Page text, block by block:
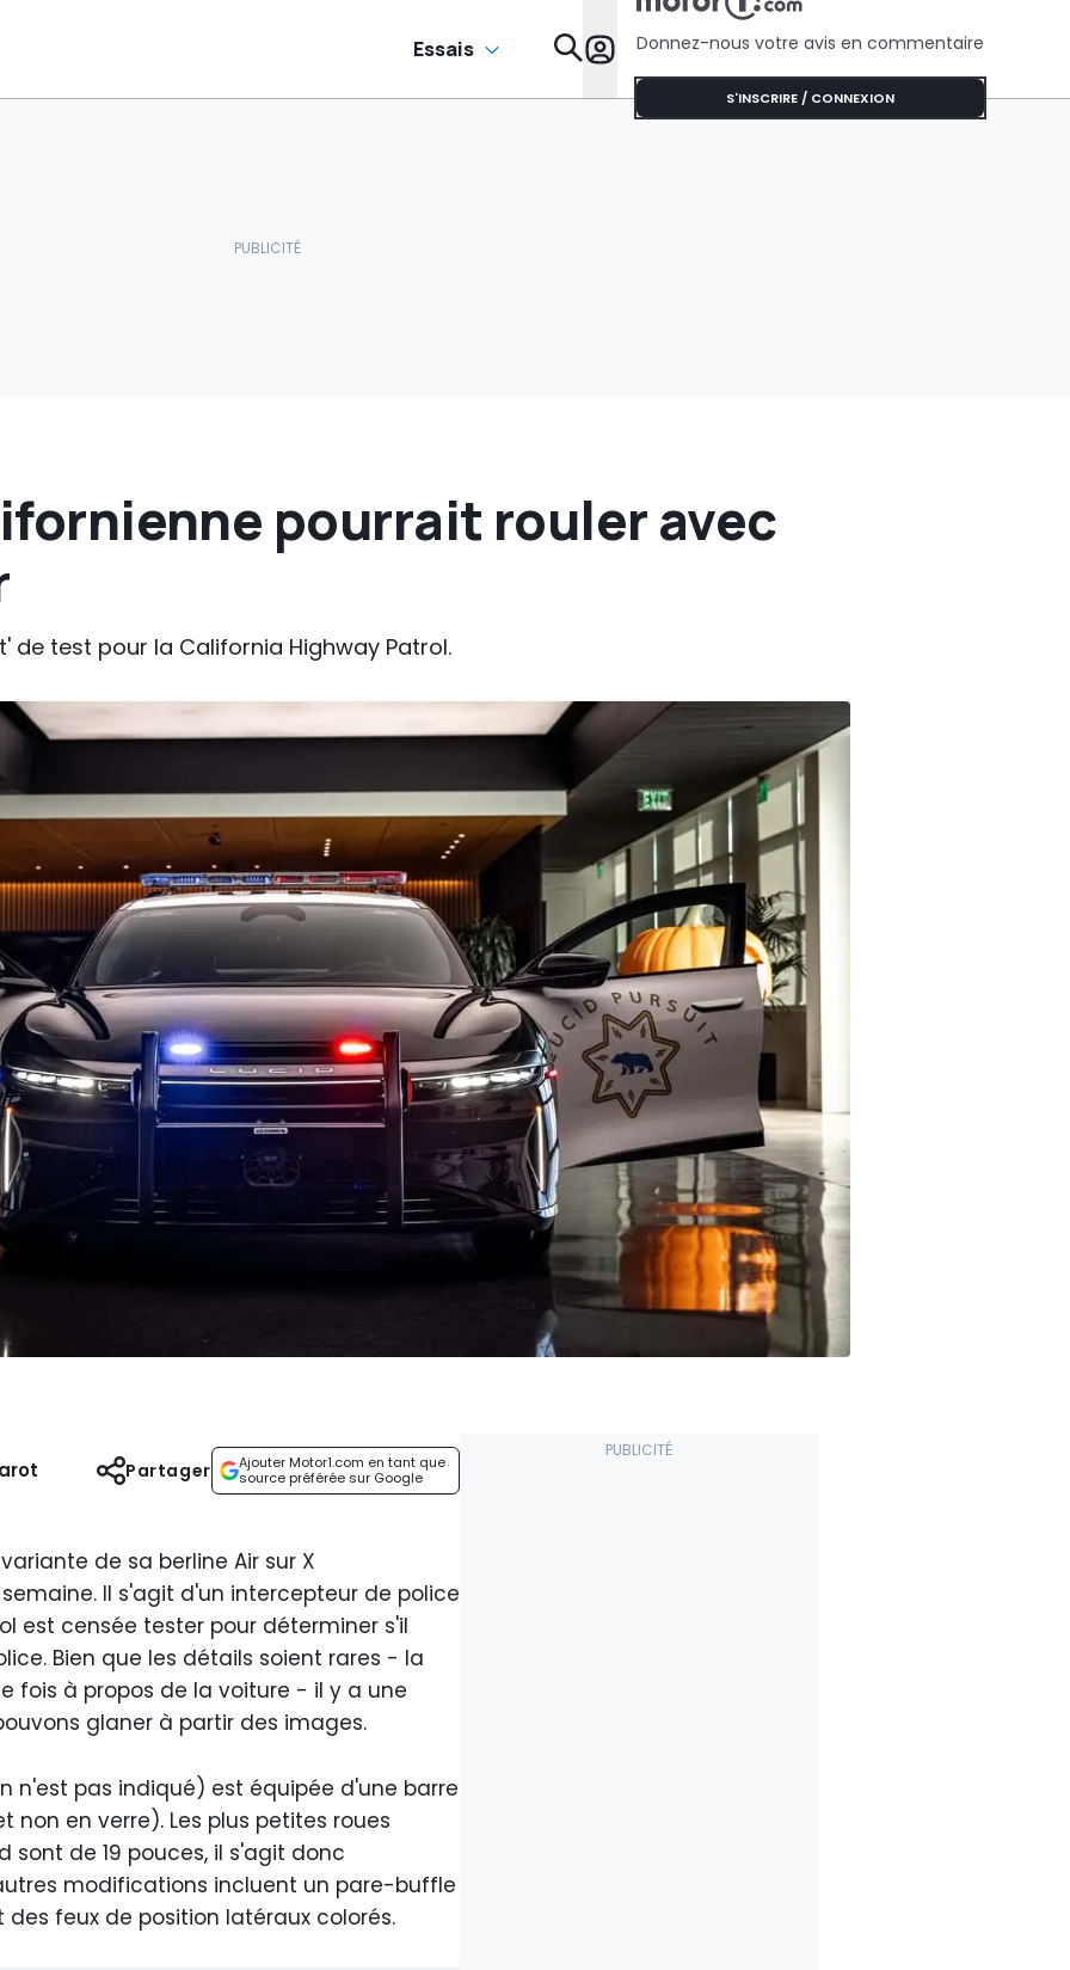
Essais Donnez-nous votre avis en commentaire
S'INSCRIRE / CONNEXION
pourrait rouler avec
de test pour la California Highway Patrol.
Ajouter Motor1.com en tant que
source préférée sur Google
Partager
de sa berline Air sur X
Il s'agit d'un intercepteur de police
est censée tester pour déterminer s'il
Bien que les détails soient rares - la
fois à propos de la voiture - il y a une
glaner à partir des images.
n'est pas indiqué) est équipée d'une barre
en verre). Les plus petites roues
sont de 19 pouces, il s'agit donc
modifications incluent un pare-buffle
feux de position latéraux colorés.